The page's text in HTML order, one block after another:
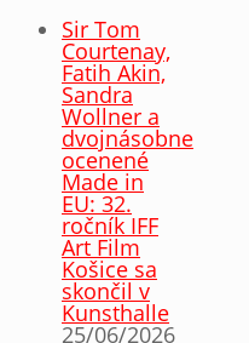
Sir Tom
Courtenay,
Fatih Akin,
Sandra
Wollner a
dvojnásobne
ocenené
Made in
EU: 32.
ročník IFF
Art Film
Košice sa
skončil v
Kunsthalle
25/06/2026